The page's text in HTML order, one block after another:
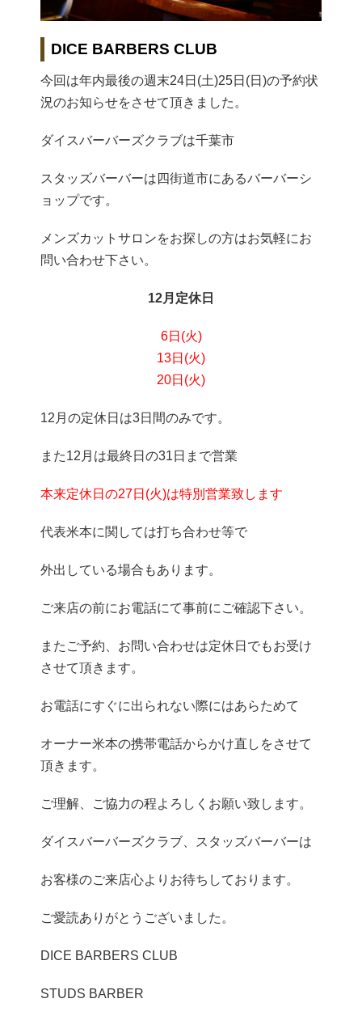
DICE BARBERS CLUB
今回は年内最後の週末24日(土)25日(日)の予約状
況のお知らせをさせて頂きました。
ダイスバーバーズクラブは千葉市
スタッズバーバーは四街道市にあるバーバーシ
ョップです。
メンズカットサロンをお探しの方はお気軽にお
問い合わせ下さい。
12月定休日
6日(火)
13日(火)
20日(火)
12月の定休日は3日間のみです。
また12月は最終日の31日まで営業
本来定休日の27日(火)は特別営業致します
代表米本に関しては打ち合わせ等で
外出している場合もあります。
ご来店の前にお電話にて事前にご確認下さい。
またご予約、お問い合わせは定休日でもお受け
させて頂きます。
お電話にすぐに出られない際にはあらためて
オーナー米本の携帯電話からかけ直しをさせて
頂きます。
ご理解、ご協力の程よろしくお願い致します。
ダイスバーバーズクラブ、スタッズバーバーは
お客様のご来店心よりお待ちしております。
ご愛読ありがとうございました。
DICE BARBERS CLUB
STUDS BARBER